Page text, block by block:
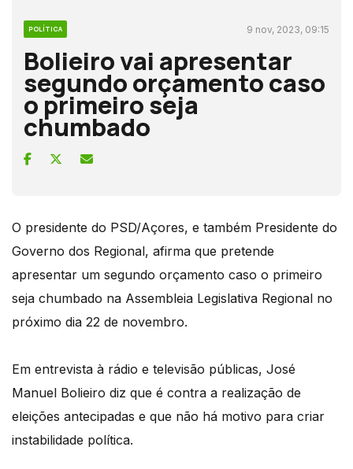
POLÍTICA 9 nov, 2023, 09:15
Bolieiro vai apresentar
segundo orçamento caso
o primeiro seja
chumbado
O presidente do PSD/Açores, e também Presidente do
Governo dos Regional, afirma que pretende
apresentar um segundo orçamento caso o primeiro
seja chumbado na Assembleia Legislativa Regional no
próximo dia 22 de novembro.
Em entrevista à rádio e televisão públicas, José
Manuel Bolieiro diz que é contra a realização de
eleições antecipadas e que não há motivo para criar
instabilidade política.